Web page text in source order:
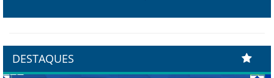
DESTAQUES